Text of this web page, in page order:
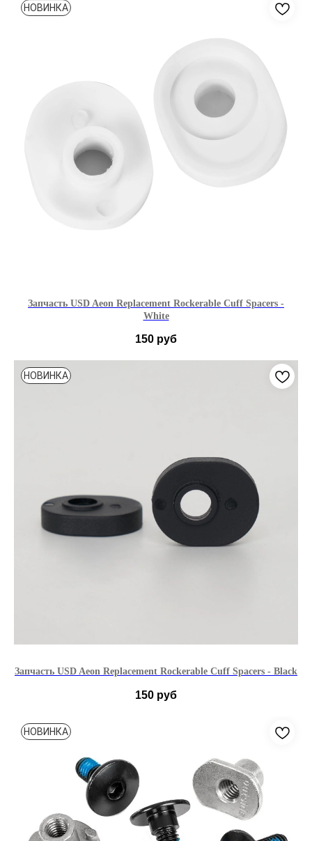
НОВИНКА
Запчасть USD Aeon Replacement Rockerable Cuff Spacers -
White
150 руб
НОВИНКА
Запчасть USD Aeon Replacement Rockerable Cuff Spacers - Black
150 руб
НОВИНКА